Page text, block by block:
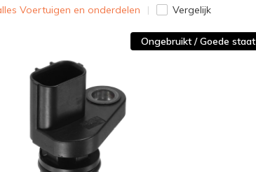
Voertuigen en onderdelen Vergelijk
Ongebruikt / Goede staat